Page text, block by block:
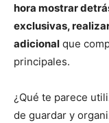
hora mostrar
exclusivas,
adicional que
principales.
¿Qué te parece
de guardar y